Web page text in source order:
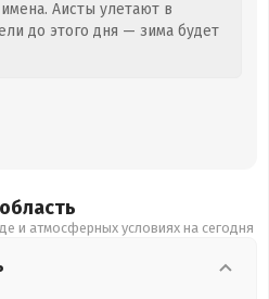
Аисты улетают в
до этого дня — зима будет
область
и атмосферных условиях на сегодня